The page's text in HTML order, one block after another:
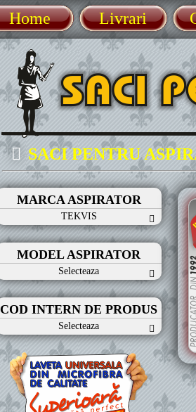
Home Livrari
SACI PENTRU
MARCA ASPIRATOR
TEKVIS
MODEL ASPIRATOR
Selecteaza
COD INTERN DE PRODUS
Selecteaza